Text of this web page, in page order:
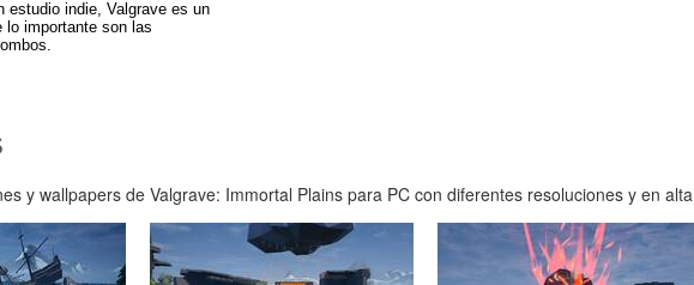
estudio indie, Valgrave es un
lo importante son las
y wallpapers de Valgrave: Immortal Plains para PC con diferentes resoluciones y en